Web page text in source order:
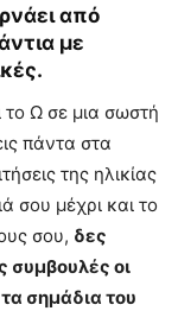
από
με
το Ω σε μια σωστή
πάντα στα
της ηλικίας
σου μέχρι και το
σου, δες
συμβουλές οι
σημάδια του